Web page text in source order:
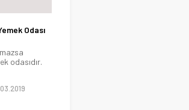
Odası
odasıdır.